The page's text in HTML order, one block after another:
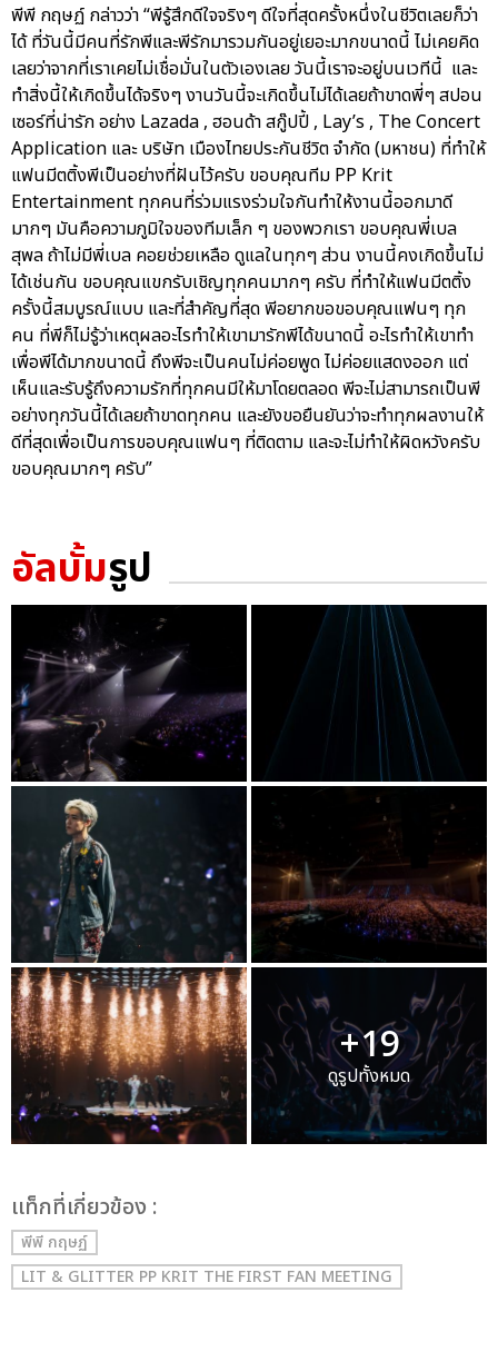
พีพี กฤษฏ์ กล่าวว่า “พีรู้สึกดีใจจริงๆ ดีใจที่สุดครั้งหนึ่งในชีวิตเลยก็ว่า
ได้ ที่วันนี้มีคนที่รักพีและพีรักมารวมกันอยู่เยอะมากขนาดนี้ ไม่เคยคิด
เลยว่าจากที่เราเคยไม่เชื่อมั่นในตัวเองเลย วันนี้เราจะอยู่บนเวทีนี้ และ
ทำสิ่งนี้ให้เกิดขึ้นได้จริงๆ งานวันนี้จะเกิดขึ้นไม่ได้เลยถ้าขาดพี่ๆ สปอน
เซอร์ที่น่ารัก อย่าง Lazada , ฮอนด้า สกู๊ปปี้ , Lay’s , The Concert
Application และ บริษัท เมืองไทยประกันชีวิต จำกัด (มหาชน) ที่ทำให้
แฟนมีตติ้งพีเป็นอย่างที่ฝันไว้ครับ ขอบคุณทีม PP Krit
Entertainment ทุกคนที่ร่วมแรงร่วมใจกันทำให้งานนี้ออกมาดี
มากๆ มันคือความภูมิใจของทีมเล็ก ๆ ของพวกเรา ขอบคุณพี่เบล
สุพล ถ้าไม่มีพี่เบล คอยช่วยเหลือ ดูแลในทุกๆ ส่วน งานนี้คงเกิดขึ้นไม่
ได้เช่นกัน ขอบคุณแขกรับเชิญทุกคนมากๆ ครับ ที่ทำให้แฟนมีตติ้ง
ครั้งนี้สมบูรณ์แบบ และที่สำคัญที่สุด พีอยากขอขอบคุณแฟนๆ ทุก
คน ที่พีก็ไม่รู้ว่าเหตุผลอะไรทำให้เขามารักพีได้ขนาดนี้ อะไรทำให้เขาทำ
เพื่อพีได้มากขนาดนี้ ถึงพีจะเป็นคนไม่ค่อยพูด ไม่ค่อยแสดงออก แต่
เห็นและรับรู้ถึงความรักที่ทุกคนมีให้มาโดยตลอด พีจะไม่สามารถเป็นพี
อย่างทุกวันนี้ได้เลยถ้าขาดทุกคน และยังขอยืนยันว่าจะทำทุกผลงานให้
ดีที่สุดเพื่อเป็นการขอบคุณแฟนๆ ที่ติดตาม และจะไม่ทำให้ผิดหวังครับ
ขอบคุณมากๆ ครับ”
อัลบั้มรูป
+19
ดูรูปทั้งหมด
เเท็กที่เกี่ยวข้อง :
พีพี กฤษฏ์
LIT & GLITTER PP KRIT THE FIRST FAN MEETING